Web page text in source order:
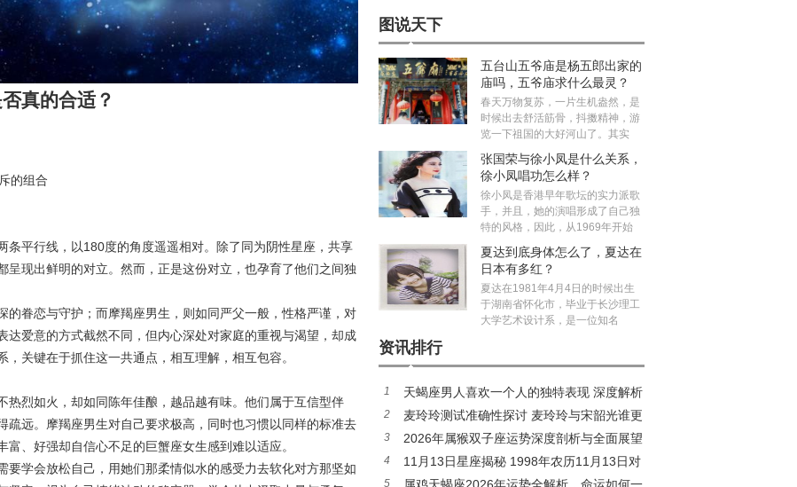
真的合适？
的组合
条平行线，以180度的角度遥遥相对。除了同为阴性星座，共享
呈现出鲜明的对立。然而，正是这份对立，也孕育了他们之间独
的眷恋与守护；而摩羯座男生，则如同严父一般，性格严谨，对
达爱意的方式截然不同，但内心深处对家庭的重视与渴望，却成
关键在于抓住这一共通点，相互理解，相互包容。
热烈如火，却如同陈年佳酿，越品越有味。他们属于互信型伴
疏远。摩羯座男生对自己要求极高，同时也习惯以同样的标准去
、好强却自信心不足的巨蟹座女生感到难以适应。
要学会放松自己，用她们那柔情似水的感受力去软化对方那坚如
图说天下
五台山五爷庙是杨五郎出家的
庙吗，五爷庙求什么最灵？
春天万物复苏，一片生机盎然，是
时候出去舒活筋骨，抖擞精神，游
览一下祖国的大好河山了。其实
张国荣与徐小凤是什么关系，
徐小凤唱功怎么样？
徐小凤是香港早年歌坛的实力派歌
手，并且，她的演唱形成了自己独
特的风格，因此，从1969年开始
夏达到底身体怎么了，夏达在
日本有多红？
夏达在1981年4月4日的时候出生
于湖南省怀化市，毕业于长沙理工
大学艺术设计系，是一位知名
资讯排行
1
天蝎座男人喜欢一个人的独特表现 深度解析
准到爆
2
麦玲玲测试准确性探讨 麦玲玲与宋韶光谁更
准
3 2026年属猴双子座运势深度剖析与全面展望
4
11月13日星座揭秘 1998年农历11月13日对
5